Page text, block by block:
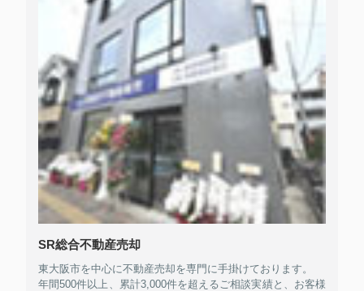
SR総合不動産売却
東大阪市を中心に不動産売却を専門に手掛けております。
年間500件以上、累計3,000件を超えるご相談実績と、お客様